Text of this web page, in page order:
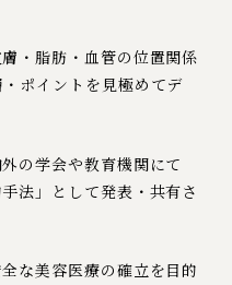
・脂肪・血管の位置関係
ポイントを見極めてデ
の学会や教育機関にて
法」として発表・共有さ
な美容医療の確立を目的